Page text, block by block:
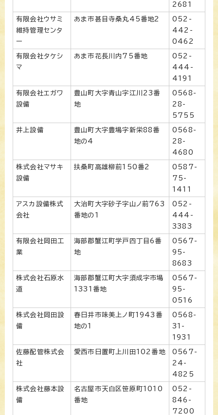
2681
有限会社ウサミ
維持管理センタ
ー
あま市甚目寺桑丸45番地2
052-
442-
0462
有限会社タケシ
マ
あま市花長川内75番地
052-
444-
4191
有限会社エガワ
設備
豊山町大字青山字江川23番
地
0568-
28-
5755
井上設備
豊山町大字豊場字新栄88番
地の4
0568-
28-
4680
株式会社マサキ
設備
扶桑町高雄柳前150番2
0587-
75-
1411
アスカ設備株式
会社
大治町大字砂子字山ノ前763
番地の1
052-
444-
3383
有限会社岡田工
業
海部郡蟹江町学戸四丁目6番
地
0567-
95-
8683
株式会社石原水
道
海部郡蟹江町大字須成字市場
1331番地
0567-
95-
0516
株式会社岡田設
備
春日井市味美上ノ町1943番
地の1
0568-
31-
1931
佐藤配管株式会
社
愛西市日置町上川田102番地
0567-
24-
4825
株式会社藤本設
備
名古屋市天白区笹原町1010
番地
052-
846-
7200